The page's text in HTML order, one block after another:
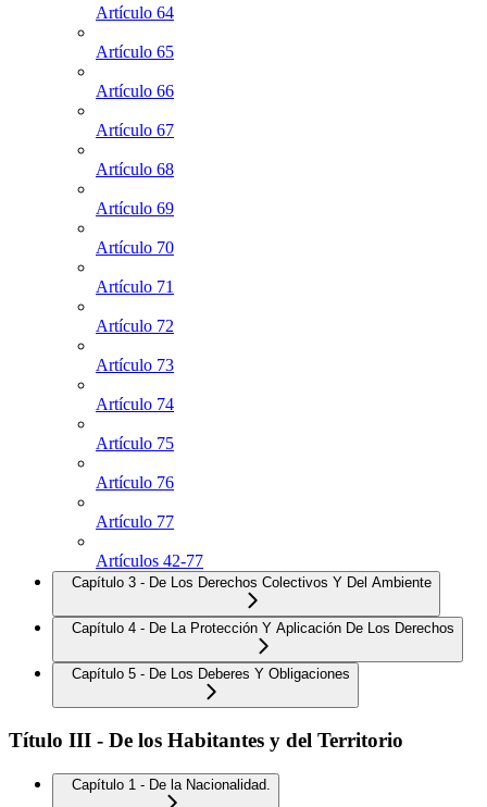
Artículo 64
Artículo 65
Artículo 66
Artículo 67
Artículo 68
Artículo 69
Artículo 70
Artículo 71
Artículo 72
Artículo 73
Artículo 74
Artículo 75
Artículo 76
Artículo 77
Artículos 42-77
Capítulo 3 - De Los Derechos Colectivos Y Del Ambiente
Capítulo 4 - De La Protección Y Aplicación De Los Derechos
Capítulo 5 - De Los Deberes Y Obligaciones
Título III - De los Habitantes y del Territorio
Capítulo 1 - De la Nacionalidad.